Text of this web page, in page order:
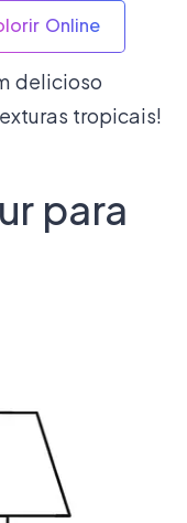
Online
delicioso
tropicais!
para